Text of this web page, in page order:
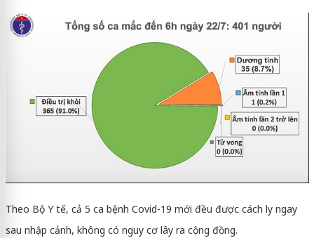
Theo Bộ Y tế, cả 5 ca bệnh Covid-19 mới đều được cách ly ngay
sau nhập cảnh, không có nguy cơ lây ra cộng đồng.